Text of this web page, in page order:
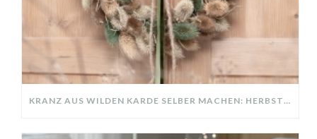
KRANZ AUS WILDEN KARDE SELBER MACHEN: HERBSTDEKO GANZ EINFACH